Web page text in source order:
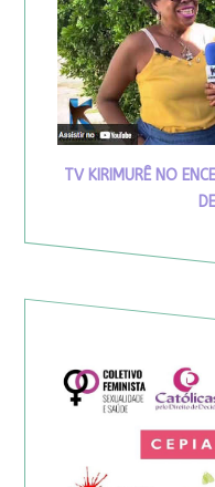
TV KIRIMURÊ NO